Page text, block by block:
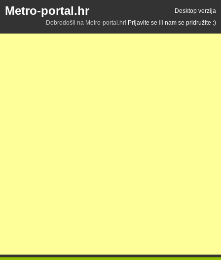
Metro-portal.hr
Desktop verzija
Dobrodošli na Metro-portal.hr! Prijavite se ili nam se pridružite :)